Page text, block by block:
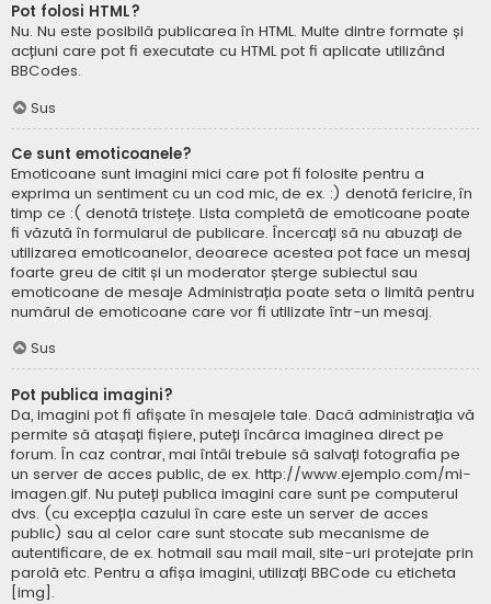
Pot folosi HTML?
Nu. Nu este posibilă publicarea în HTML. Multe dintre formate și
acțiuni care pot fi executate cu HTML pot fi aplicate utilizând
BBCodes.
Sus
Ce sunt emoticoanele?
Emoticoane sunt imagini mici care pot fi folosite pentru a
exprima un sentiment cu un cod mic, de ex. :) denotă fericire, în
timp ce :( denotă tristețe. Lista completă de emoticoane poate
fi văzută în formularul de publicare. Încercați să nu abuzați de
utilizarea emoticoanelor, deoarece acestea pot face un mesaj
foarte greu de citit și un moderator șterge subiectul sau
emoticoane de mesaje Administrația poate seta o limită pentru
numărul de emoticoane care vor fi utilizate într-un mesaj.
Sus
Pot publica imagini?
Da, imagini pot fi afișate în mesajele tale. Dacă administrația vă
permite să atașați fișiere, puteți încărca imaginea direct pe
forum. În caz contrar, mai întâi trebuie să salvați fotografia pe
un server de acces public, de ex. http://www.ejemplo.com/mi-
imagen.gif. Nu puteți publica imagini care sunt pe computerul
dvs. (cu excepția cazului în care este un server de acces
public) sau al celor care sunt stocate sub mecanisme de
autentificare, de ex. hotmail sau mail mail, site-uri protejate prin
parolă etc. Pentru a afișa imagini, utilizați BBCode cu eticheta
[img].